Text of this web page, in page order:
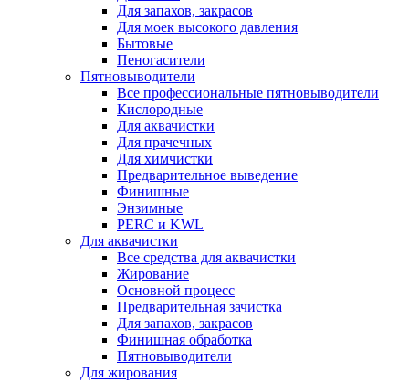
Для запахов, закрасов
Для моек высокого давления
Бытовые
Пеногасители
Пятновыводители
Все профессиональные пятновыводители
Кислородные
Для аквачистки
Для прачечных
Для химчистки
Предварительное выведение
Финишные
Энзимные
PERC и KWL
Для аквачистки
Все средства для аквачистки
Жирование
Основной процесс
Предварительная зачистка
Для запахов, закрасов
Финишная обработка
Пятновыводители
Для жирования